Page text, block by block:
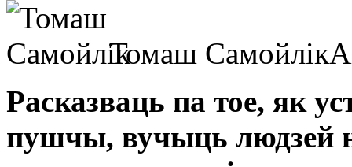
Томаш Самойлік
Расказваць па тое, як
пушчы, вучыць людзей